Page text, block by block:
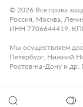
Чемодан
Аксессуары
Премиум
Акции и
Гарантия и
Карьера
Программа
Подарочные
Статьи
Контакты
© 2026 Все права
Россия, Москва,
ИНН 7706644419,
Мы осуществляем
Петербург, Нижний
Ростов-на-Дону и др.